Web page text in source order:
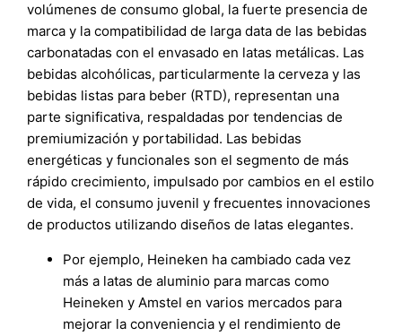
volúmenes de consumo global, la fuerte presencia de
marca y la compatibilidad de larga data de las bebidas
carbonatadas con el envasado en latas metálicas. Las
bebidas alcohólicas, particularmente la cerveza y las
bebidas listas para beber (RTD), representan una
parte significativa, respaldadas por tendencias de
premiumización y portabilidad. Las bebidas
energéticas y funcionales son el segmento de más
rápido crecimiento, impulsado por cambios en el estilo
de vida, el consumo juvenil y frecuentes innovaciones
de productos utilizando diseños de latas elegantes.
Por ejemplo, Heineken ha cambiado cada vez
más a latas de aluminio para marcas como
Heineken y Amstel en varios mercados para
mejorar la conveniencia y el rendimiento de